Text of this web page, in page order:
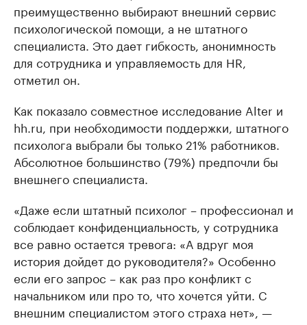
преимущественно выбирают внешний сервис
психологической помощи, а не штатного
специалиста. Это дает гибкость, анонимность
для сотрудника и управляемость для HR,
отметил он.
Как показало совместное исследование Alter и
hh.ru, при необходимости поддержки, штатного
психолога выбрали бы только 21% работников.
Абсолютное большинство (79%) предпочли бы
внешнего специалиста.
«Даже если штатный психолог – профессионал и
соблюдает конфиденциальность, у сотрудника
все равно остается тревога: «А вдруг моя
история дойдет до руководителя?» Особенно
если его запрос – как раз про конфликт с
начальником или про то, что хочется уйти. С
внешним специалистом этого страха нет», —